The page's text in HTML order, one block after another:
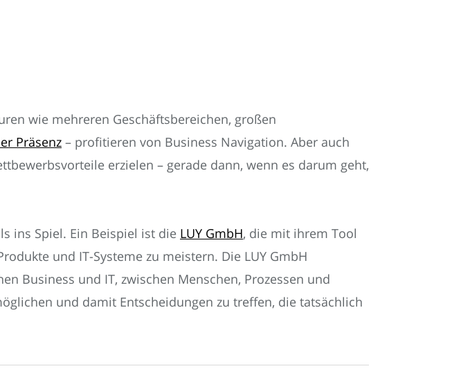
wie mehreren Geschäftsbereichen, großen
Präsenz – profitieren von Business Navigation. Aber auch
erzielen – gerade dann, wenn es darum geht,
ins Spiel. Ein Beispiel ist die LUY GmbH, die mit ihrem Tool
und IT-Systeme zu meistern. Die LUY GmbH
Business und IT, zwischen Menschen, Prozessen und
und damit Entscheidungen zu treffen, die tatsächlich